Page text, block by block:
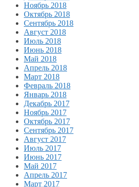
Ноябрь 2018
Октябрь 2018
Сентябрь 2018
Август 2018
Июль 2018
Июнь 2018
Май 2018
Апрель 2018
Март 2018
Февраль 2018
Январь 2018
Декабрь 2017
Ноябрь 2017
Октябрь 2017
Сентябрь 2017
Август 2017
Июль 2017
Июнь 2017
Май 2017
Апрель 2017
Март 2017